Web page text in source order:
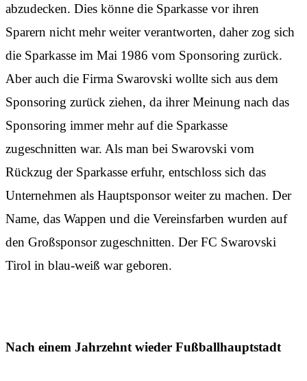
abzudecken. Dies könne die Sparkasse vor ihren
Sparern nicht mehr weiter verantworten, daher zog sich
die Sparkasse im Mai 1986 vom Sponsoring zurück.
Aber auch die Firma Swarovski wollte sich aus dem
Sponsoring zurück ziehen, da ihrer Meinung nach das
Sponsoring immer mehr auf die Sparkasse
zugeschnitten war. Als man bei Swarovski vom
Rückzug der Sparkasse erfuhr, entschloss sich das
Unternehmen als Hauptsponsor weiter zu machen. Der
Name, das Wappen und die Vereinsfarben wurden auf
den Großsponsor zugeschnitten. Der FC Swarovski
Tirol in blau-weiß war geboren.
Nach einem Jahrzehnt wieder Fußballhauptstadt